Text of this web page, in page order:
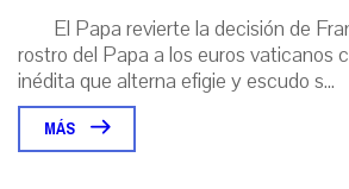
El Papa revierte la decisión de
rostro del Papa a los euros vaticanos
inédita que alterna efigie y escudo s...
MÁS